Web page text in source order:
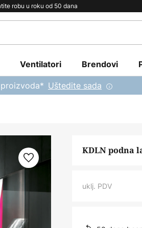
robu u roku od 50 dana
Ventilatori Brendovi
Uštedite sada
KDLN podna
uklj. PDV